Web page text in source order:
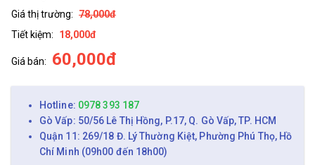
Giá thị trường: 78,000đ
Tiết kiệm:
18,000đ
Giá bán: 60,000đ
Hotline: 0978 393 187
Gò Vấp: 50/56 Lê Thị Hồng, P.17, Q. Gò Vấp, TP. HCM
Quận 11: 269/18 Đ. Lý Thường Kiệt, Phường Phú Thọ, Hồ
Chí Minh (09h00 đến 18h00)